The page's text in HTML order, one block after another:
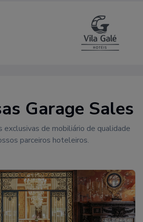
Garage Sales
exclusivas de mobiliário de qualidade
parceiros hoteleiros.